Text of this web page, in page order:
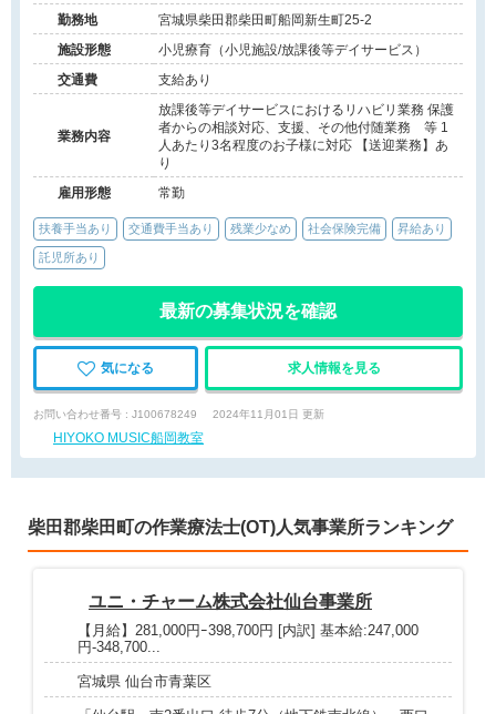
勤務地
宮城県柴田郡柴田町船岡新生町25-2
施設形態
小児療育（小児施設/放課後等デイサービス）
交通費
支給あり
業務内容
放課後等デイサービスにおけるリハビリ業務 保護
者からの相談対応、支援、その他付随業務 等 1
人あたり3名程度のお子様に対応 【送迎業務】あ
り
雇用形態
常勤
扶養手当あり 交通費手当あり 残業少なめ 社会保険完備 昇給あり
託児所あり
最新の募集状況を確認
気になる 求人情報を見る
お問い合わせ番号 : J100678249 2024年11月01日 更新
HIYOKO MUSIC船岡教室
柴田郡柴田町の作業療法士(OT)人気事業所ランキング
ユニ・チャーム株式会社仙台事業所
【月給】281,000円ｰ398,700円 [内訳] 基本給:247,000
円-348,700...
宮城県 仙台市青葉区